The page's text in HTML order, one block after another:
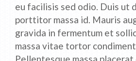
eu facilisis sed odio. Duis ut
porttitor massa id. Mauris
gravida in fermentum et
massa vitae tortor